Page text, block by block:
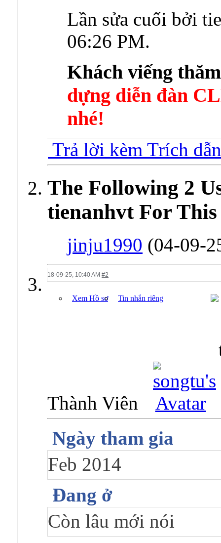
Lần sửa cuối bởi
06:26 PM.
Khách viếng
dựng diễn đàn
nhé!
Trả lời kèm Trích dẫn
The Following 2
tienanhvt For This
jinju1990 (04-09-
18-09-25, 10:40 AM #2
Xem Hồ sơ Tin nhắn riêng
Thành Viên
Ngày tham gia
Feb 2014
Đang ở
Còn lâu mới nói